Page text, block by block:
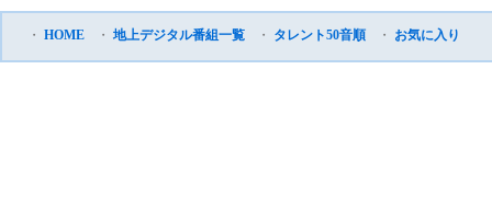
・ HOME ・ 地上デジタル番組一覧 ・ タレント50音順 ・ お気に入り